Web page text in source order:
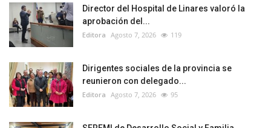
Director del Hospital de Linares valoró la
aprobación del...
Editora Agosto 7, 2026 119
Dirigentes sociales de la provincia se
reunieron con delegado...
Editora Agosto 7, 2026 95